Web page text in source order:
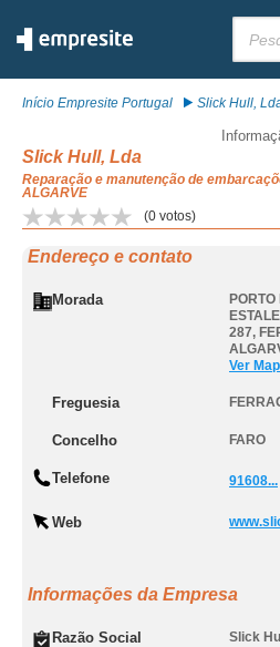
Início Empresite Portugal Slick Hull,
Slick Hull, Lda
Reparação e manutenção de
ALGARVE
(0 votos)
Endereço e contato
Morada
287,
Ver
Freguesia
Concelho FARO
Telefone 91608...
Web
Informações da Empresa
Razão Social Slick